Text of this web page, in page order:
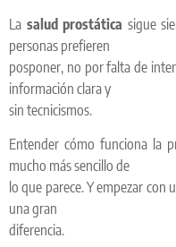
La salud prostática sigue
personas prefieren
posponer, no por falta de
información clara y
sin tecnicismos.
Entender cómo funciona la
mucho más sencillo de
lo que parece. Y empezar
una gran
diferencia.